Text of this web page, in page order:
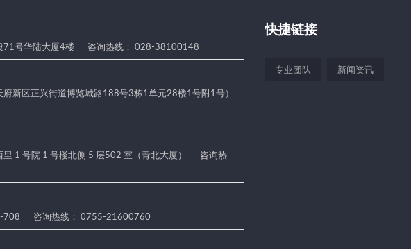
71号华陆大厦4楼 咨询热线： 028-38100148
府新区正兴街道博览城路188号3栋1单元28楼1号附1号）
1 号院 1 号楼北侧 5 层502 室（青北大厦）
咨询热
708 咨询热线： 0755-21600760
快捷链接
专业团队 新闻资讯